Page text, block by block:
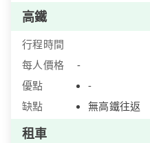
高鐵
行程時間
每人價格
-
優點
-
缺點
無高鐵往返
租車